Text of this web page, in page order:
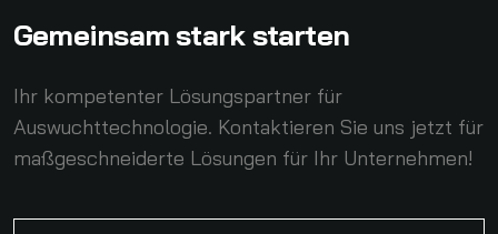
Gemeinsam stark starten
Ihr kompetenter Lösungspartner für
Auswuchttechnologie. Kontaktieren Sie uns jetzt für
maßgeschneiderte Lösungen für Ihr Unternehmen!